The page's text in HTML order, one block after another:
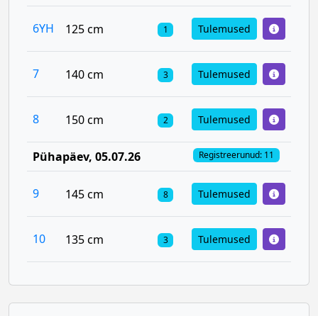
6YH 125 cm 1 Tulemused
7 140 cm 3 Tulemused
8 150 cm 2 Tulemused
Pühapäev, 05.07.26 Registreerunud: 11
9 145 cm 8 Tulemused
10 135 cm 3 Tulemused